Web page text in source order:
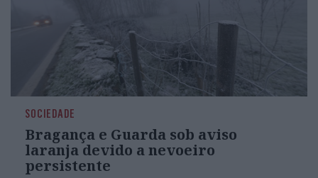
SOCIEDADE
Bragança e Guarda sob aviso
laranja devido a nevoeiro
persistente